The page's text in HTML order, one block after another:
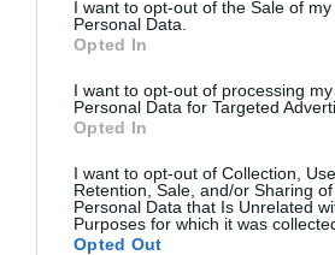
I want to opt-out of the Sale of my
Personal Data.
Opted In
I want to opt-out of processing my
Personal Data for Targeted
Opted In
I want to opt-out of Collection, Use,
Retention, Sale, and/or Sharing
Personal Data that Is Unrelated
Purposes for which it was
Opted Out